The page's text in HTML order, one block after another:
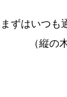
まずはいつも
（縦の